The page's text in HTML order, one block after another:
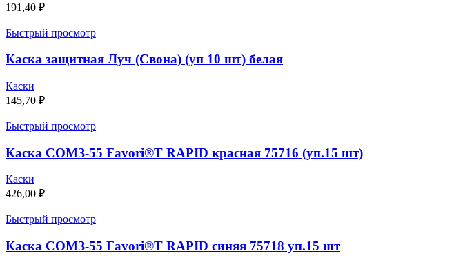
191,40 ₽
Быстрый просмотр
Каска защитная Луч (Свона) (уп 10 шт) белая
Каски
145,70 ₽
Быстрый просмотр
Каска СОМЗ-55 Favori®T RAPID красная 75716 (уп.15 шт)
Каски
426,00 ₽
Быстрый просмотр
Каска СОМЗ-55 Favori®T RAPID синяя 75718 уп.15 шт